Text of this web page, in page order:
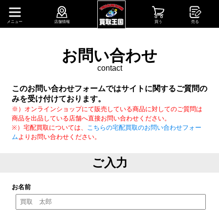
店舗情報 買う 売る
メニュー
お問い合わせ
contact
このお問い合わせフォームではサイトに関するご質問の
みを受け付けております。
※）オンラインショップにて販売している商品に対してのご質問は
商品を出品している店舗へ直接お問い合わせください。
※）宅配買取については、 こちらの宅配買取のお問い合わせフォー
ムよりお問い合わせください。
ご入力
お名前